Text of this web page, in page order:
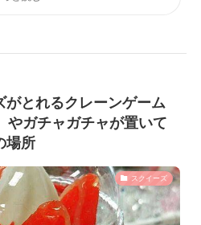
がとれるクレーンゲーム
やガチャガチャが置いて
場所
スクイーズ